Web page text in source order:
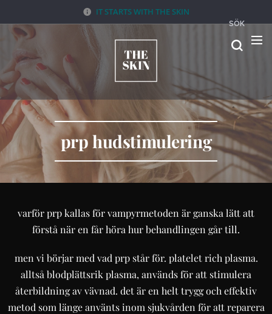
IT STARTS WITH THE SKIN
SÖK
prp hudstimulering
varför prp kallas för vampyrmetoden är ganska lätt att
förstå när en får höra hur behandlingen går till.
men vi börjar med vad prp står för. platelet rich plasma.
alltså blodplättsrik plasma, används för att stimulera
återbildning av vävnad. det är en helt trygg och effektiv
metod som länge använts inom sjukvården för att reparera